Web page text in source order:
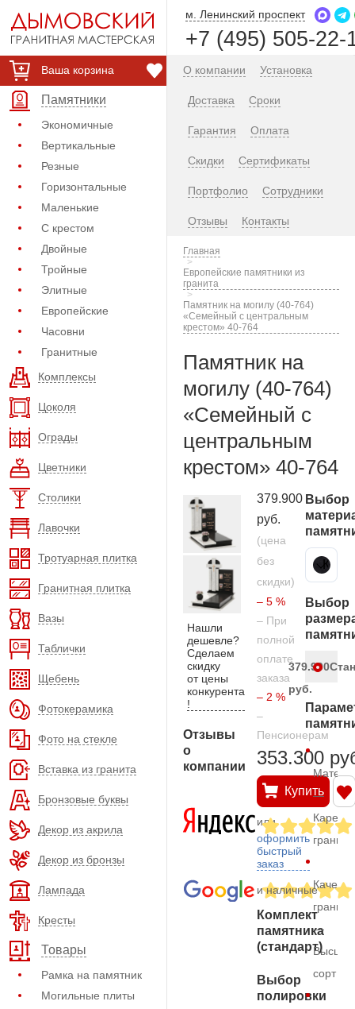
Ваша корзина
Памятники
Экономичные
Вертикальные
Резные
Горизонтальные
Маленькие
С крестом
Двойные
Тройные
Элитные
Европейские
Часовни
Гранитные
Комплексы
Цоколя
Ограды
Цветники
Столики
Лавочки
Тротуарная плитка
Гранитная плитка
Вазы
Таблички
Щебень
Фотокерамика
Фото на стекле
Вставка из гранита
Бронзовые буквы
Декор из акрила
Декор из бронзы
Лампада
Кресты
Товары
Рамка на памятник
Могильные плиты
м. Ленинский проспект
+7 (495) 505-22-
О компании Установка
Доставка Сроки
Гарантия Оплата
Скидки Сертификаты
Портфолио Сотрудники
Отзывы Контакты
Главная
Европейские памятники из
гранита
Памятник на могилу (40-764)
«Семейный с центральным
крестом» 40-764
Памятник на
могилу (40-764)
«Семейный с
центральным
крестом» 40-764
Нашли
дешевле?
Сделаем
скидку
от цены
конкурента
!
Отзывы
о
компании
379.900
руб.
(цена
без
скидки)
– 5 %
– При
полной
оплате
заказа
– 2 %
–
Пенсионерам
353.300
Купить
или
оформить
быстрый
заказ
и наличные
Комплект
памятника
(стандарт)
Выбор
полировки
Выбор
Карельский гранит
Выбор
379.900
руб.
—
гранит
гранита
—
Высший
сорт